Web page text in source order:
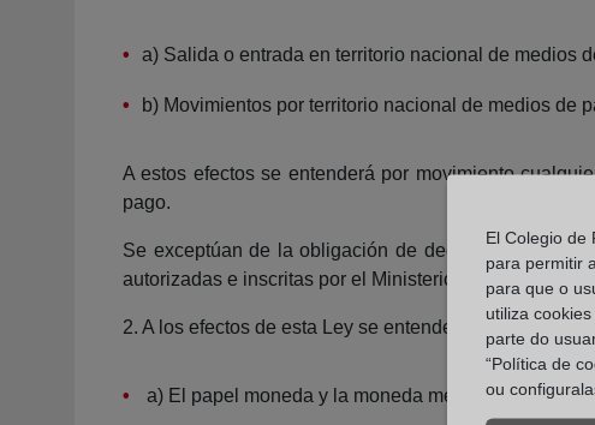
a) Salida o entrada en territorio nacional de medios
b) Movimientos por territorio nacional de medios de
A estos efectos se entenderá por movimiento
pago.
Se exceptúan de la obligación de declaración
autorizadas e inscritas por el Ministerio del Interior,
2. A los efectos de esta Ley se entenderá por medios de
a) El papel moneda y la moneda metálica,
El Colegio de
para permitir
para que o
utiliza
parte do
“Política de
ou